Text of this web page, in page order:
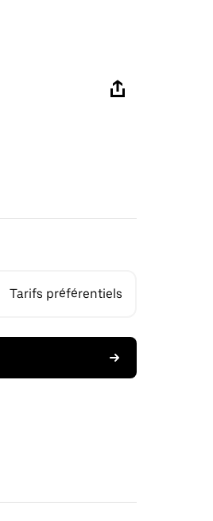
Tarifs préférentiels